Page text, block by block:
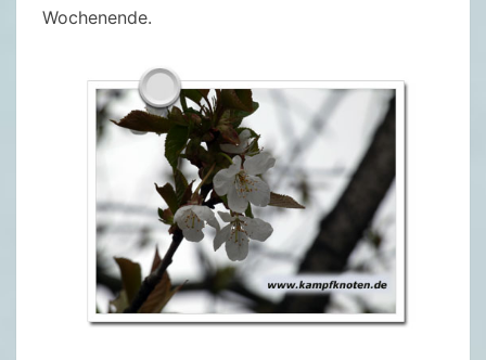
Wochenende.